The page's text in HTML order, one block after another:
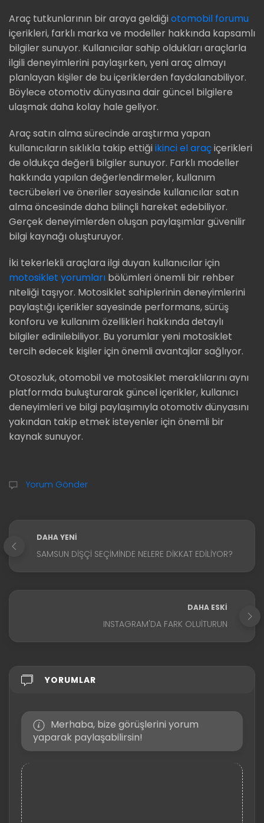
Araç tutkunlarının bir araya geldiği otomobil forumu
içerikleri, farklı marka ve modeller hakkında kapsamlı
bilgiler sunuyor. Kullanıcılar sahip oldukları araçlarla
ilgili deneyimlerini paylaşırken, yeni araç almayı
planlayan kişiler de bu içeriklerden faydalanabiliyor.
Böylece otomotiv dünyasına dair güncel bilgilere
ulaşmak daha kolay hale geliyor.
Araç satın alma sürecinde araştırma yapan
kullanıcıların sıklıkla takip ettiği ikinci el araçiçerikleri
de oldukça değerli bilgiler sunuyor. Farklı modeller
hakkında yapılan değerlendirmeler, kullanım
tecrübeleri ve öneriler sayesinde kullanıcılar satın
alma öncesinde daha bilinçli hareket edebiliyor.
Gerçek deneyimlerden oluşan paylaşımlar güvenilir
bilgi kaynağı oluşturuyor.
İki tekerlekli araçlara ilgi duyan kullanıcılar için
motosiklet yorumları bölümleri önemli bir rehber
niteliği taşıyor. Motosiklet sahiplerinin deneyimlerini
paylaştığı içerikler sayesinde performans, sürüş
konforu ve kullanım özellikleri hakkında detaylı
bilgiler edinilebiliyor. Bu yorumlar yeni motosiklet
tercih edecek kişiler için önemli avantajlar sağlıyor.
Otosozluk, otomobil ve motosiklet meraklılarını aynı
platformda buluşturarak güncel içerikler, kullanıcı
deneyimleri ve bilgi paylaşımıyla otomotiv dünyasını
yakından takip etmek isteyenler için önemli bir
kaynak sunuyor.
Yorum Gönder
DAHA YENI
SAMSUN DIŞÇI SEÇIMINDE NELERE DIKKAT EDILIYOR?
DAHA ESKI
INSTAGRAM'DA FARK OLUITURUN
YORUMLAR
Merhaba, bize görüşlerini yorum
yaparak paylaşabilirsin!